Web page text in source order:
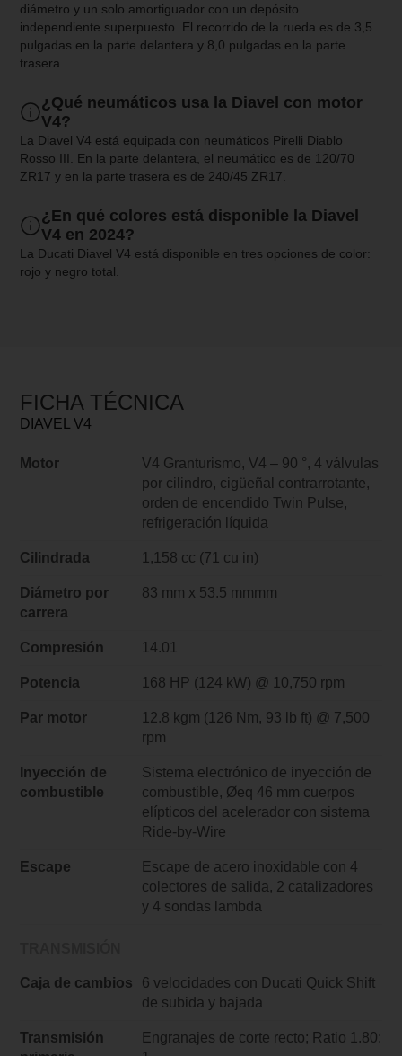
diámetro y un solo amortiguador con un depósito
independiente superpuesto. El recorrido de la rueda es de 3,5
pulgadas en la parte delantera y 8,0 pulgadas en la parte
trasera.
¿Qué neumáticos usa la Diavel con motor
V4?
La Diavel V4 está equipada con neumáticos Pirelli Diablo
Rosso III. En la parte delantera, el neumático es de 120/70
ZR17 y en la parte trasera es de 240/45 ZR17.
¿En qué colores está disponible la Diavel
V4 en 2024?
La Ducati Diavel V4 está disponible en tres opciones de color:
rojo y negro total.
FICHA TÉCNICA
DIAVEL V4
Motor
V4 Granturismo, V4 – 90 °, 4 válvulas
por cilindro, cigüeñal contrarrotante,
orden de encendido Twin Pulse,
refrigeración líquida
Cilindrada 1,158 cc (71 cu in)
Diámetro por
carrera
83 mm x 53.5 mmmm
Compresión 14.01
Potencia 168 HP (124 kW) @ 10,750 rpm
Par motor
12.8 kgm (126 Nm, 93 lb ft) @ 7,500
rpm
Inyección de
combustible
Sistema electrónico de inyección de
combustible, Øeq 46 mm cuerpos
elípticos del acelerador con sistema
Ride-by-Wire
Escape
Escape de acero inoxidable con 4
colectores de salida, 2 catalizadores
y 4 sondas lambda
Caja de cambios
6 velocidades con Ducati Quick Shift
de subida y bajada
Transmisión
Engranajes de corte recto; Ratio 1.80: